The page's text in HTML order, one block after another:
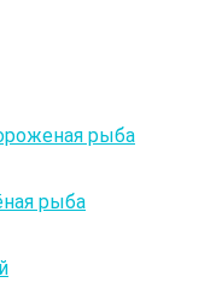
рыба
рыба